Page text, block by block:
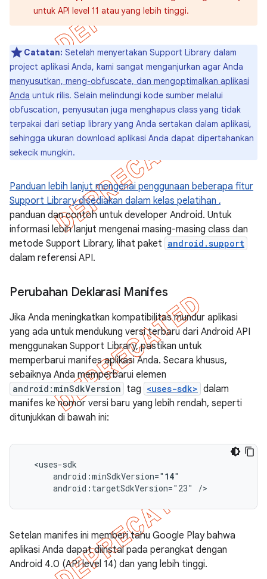
untuk API level 11 atau yang lebih tinggi.
Catatan: Setelah menyertakan Support Library dalam
project aplikasi Anda, kami sangat menganjurkan agar Anda
menyusutkan, meng-obfuscate, dan mengoptimalkan aplikasi
Anda untuk rilis. Selain melindungi kode sumber melalui
obfuscation, penyusutan juga menghapus class yang tidak
terpakai dari setiap library yang Anda sertakan dalam aplikasi,
sehingga ukuran download aplikasi Anda dapat dipertahankan
sekecik mungkin.
Panduan lebih lanjut mengenai penggunaan beberapa fitur
Support Library disediakan dalam kelas pelatihan ,
panduan dan contoh untuk developer Android. Untuk
informasi lebih lanjut mengenai masing-masing class dan
metode Support Library, lihat paket android.support
dalam referensi API.
Perubahan Deklarasi Manifes
Jika Anda meningkatkan kompatibilitas mundur aplikasi
yang ada untuk mendukung versi terbaru dari Android API
menggunakan Support Library, pastikan untuk
memperbarui manifes aplikasi Anda. Secara khusus,
sebaiknya Anda memperbarui elemen
android:minSdkVersion tag <uses-sdk> dalam
manifes ke nomor versi baru yang lebih rendah, seperti
ditunjukkan di bawah ini:
android:minSdkVersion=" 14
android:targetSdkVersion="23"
/>
Setelan manifes ini memberi tahu Google Play bahwa
aplikasi Anda dapat diinstal pada perangkat dengan
Android 4.0 (API level 14) dan yang lebih tinggi.